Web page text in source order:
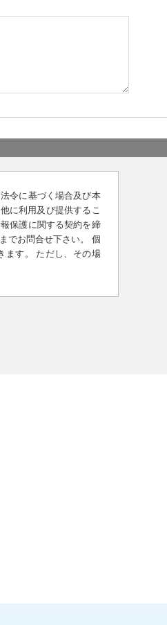
令に基づく場合及び本
に利用及び提供するこ
保護に関する契約を締
でお問合せ下さい。 個
ます。 ただし、その場